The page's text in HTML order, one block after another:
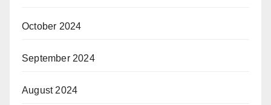
October 2024
September 2024
August 2024